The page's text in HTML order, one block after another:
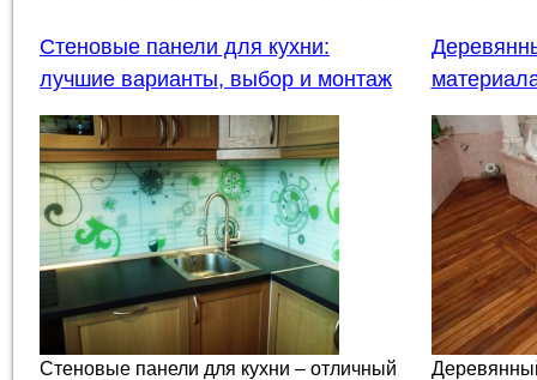
Стеновые панели для кухни:
лучшие варианты, выбор и монтаж
Стеновые панели для кухни – отличный